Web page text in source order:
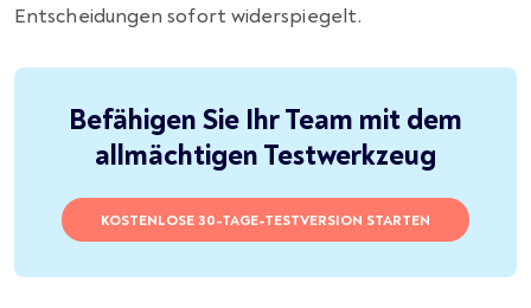
Entscheidungen sofort widerspiegelt.
Befähigen Sie Ihr Team mit dem
allmächtigen Testwerkzeug
KOSTENLOSE 30-TAGE-TESTVERSION STARTEN